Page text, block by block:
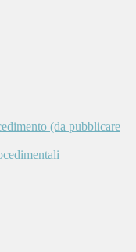
(da pubblicare